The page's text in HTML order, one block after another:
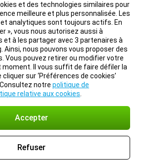
et des technologies similaires pour
meilleure et plus personnalisée. Les
analytiques sont toujours actifs. En
», vous nous autorisez aussi à
et à les partager avec 3 partenaires à
Ainsi, nous pouvons vous proposer des
Vous pouvez retirer ou modifier votre
Il vous suffit de faire défiler la
sur ‘Préférences de cookies’
notre politique de
relative aux cookies
Accepter
Refuser